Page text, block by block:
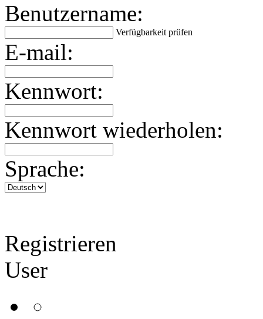
Benutzername:
Verfügbarkeit prüfen
E-mail:
Kennwort:
Kennwort wiederholen:
Sprache:
Registrieren
User